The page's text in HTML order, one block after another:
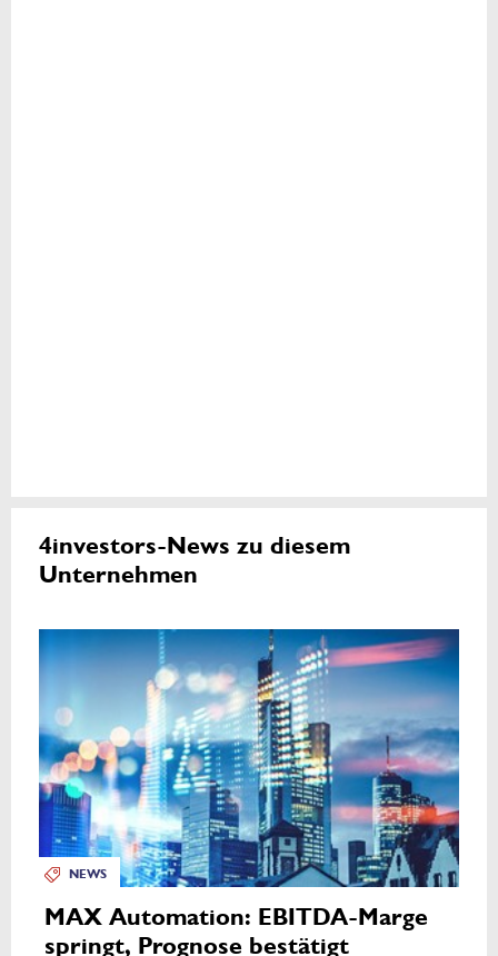
4investors-News zu diesem
Unternehmen
NEWS
MAX Automation: EBITDA-Marge
springt, Prognose bestätigt